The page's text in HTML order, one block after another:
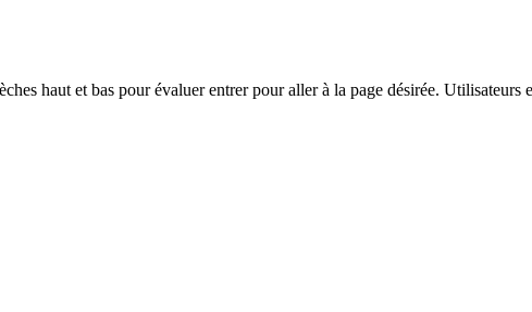
haut et bas pour évaluer entrer pour aller à la page désirée.